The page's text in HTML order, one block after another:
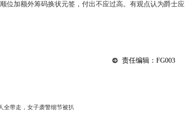
位加额外筹码换状元签，付出不应过高。有观点认为爵士应
责任编辑：FG003
全带走，女子袭警细节被扒